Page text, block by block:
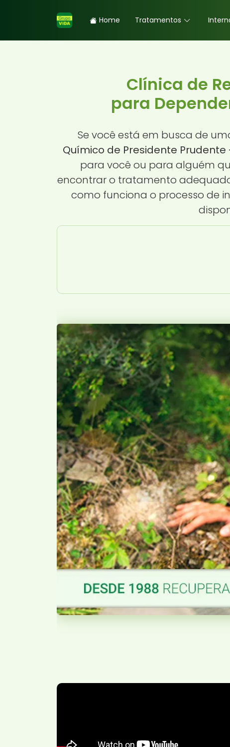
Home Tratamentos
Clínica de
para
Se você está em busca de
Químico de Presidente Prudente
para você ou para alguém
encontrar o tratamento
como funciona o processo de